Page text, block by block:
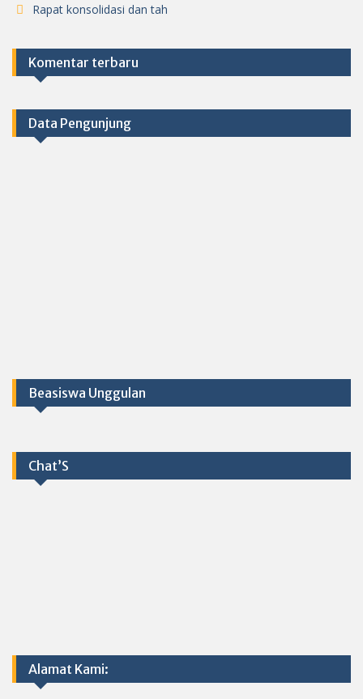
Rapat konsolidasi dan tah
Komentar terbaru
Data Pengunjung
Beasiswa Unggulan
Chat’S
Alamat Kami: